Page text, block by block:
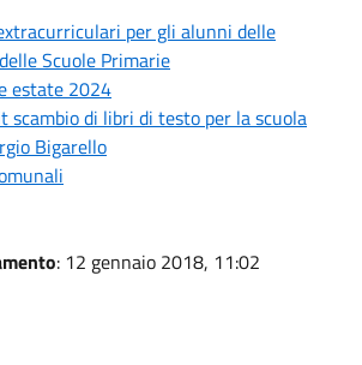
per gli alunni delle
Scuole Primarie
estate 2024
scambio di libri di testo per la scuola
Bigarello
: 12 gennaio 2018, 11:02